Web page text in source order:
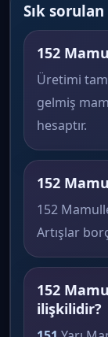
Sık
152
Üretimi
gelmiş
hesaptır.
152
152
Artışlar
152
ilişkilidir?